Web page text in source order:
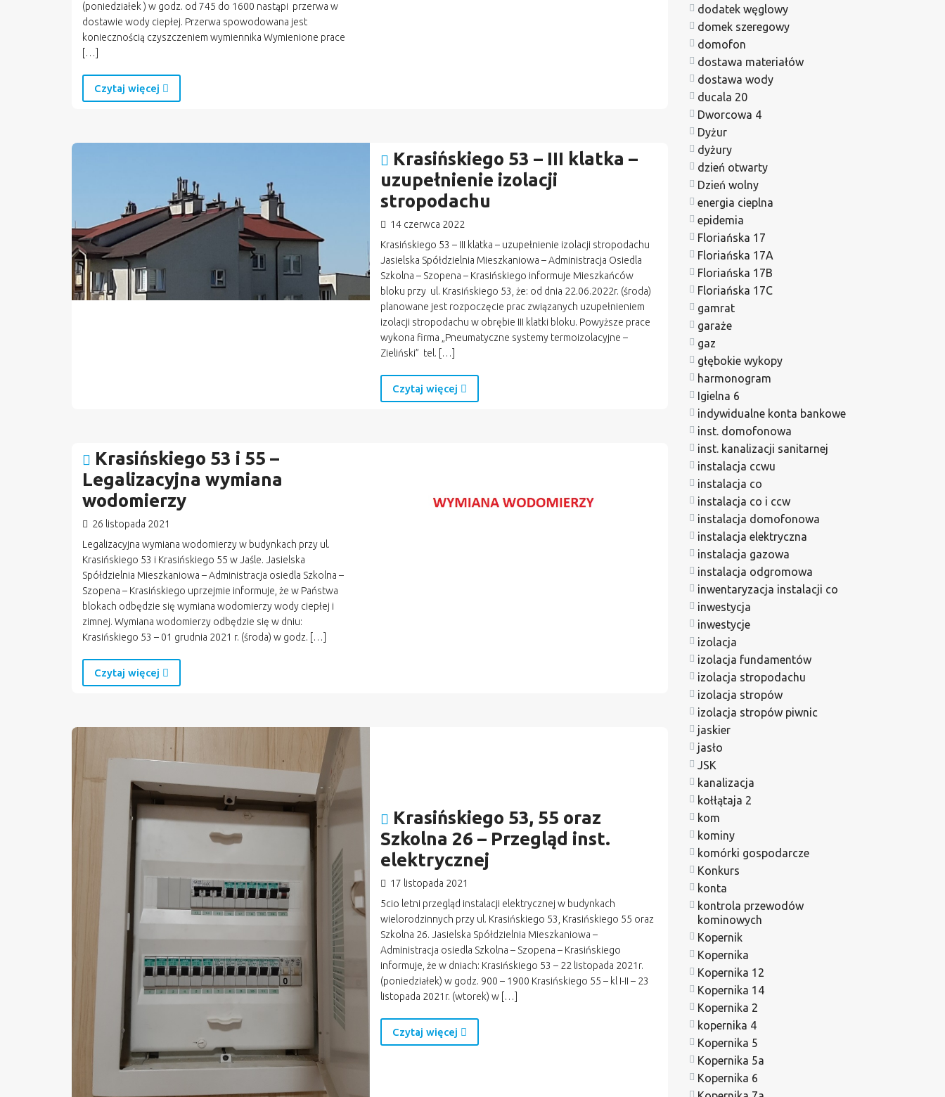
(poniedziałek ) w godz. od 745 do 1600 nastąpi przerwa w
dostawie wody ciepłej. Przerwa spowodowana jest
koniecznością czyszczeniem wymiennika Wymienione prace
[…]
Czytaj więcej
Krasińskiego 53 – III klatka –
uzupełnienie izolacji
stropodachu
14 czerwca 2022
Krasińskiego 53 – III klatka – uzupełnienie izolacji stropodachu
Jasielska Spółdzielnia Mieszkaniowa – Administracja Osiedla
Szkolna – Szopena – Krasińskiego informuje Mieszkańców
bloku przy ul. Krasińskiego 53, że: od dnia 22.06.2022r. (środa)
planowane jest rozpoczęcie prac związanych uzupełnieniem
izolacji stropodachu w obrębie III klatki bloku. Powyższe prace
wykona firma „Pneumatyczne systemy termoizolacyjne –
Zieliński” tel. […]
Czytaj więcej
Krasińskiego 53 i 55 –
Legalizacyjna wymiana
wodomierzy
26 listopada 2021
Legalizacyjna wymiana wodomierzy w budynkach przy ul.
Krasińskiego 53 i Krasińskiego 55 w Jaśle. Jasielska
Spółdzielnia Mieszkaniowa – Administracja osiedla Szkolna –
Szopena – Krasińskiego uprzejmie informuje, że w Państwa
blokach odbędzie się wymiana wodomierzy wody ciepłej i
zimnej. Wymiana wodomierzy odbędzie się w dniu:
Krasińskiego 53 – 01 grudnia 2021 r. (środa) w godz. […]
Czytaj więcej
Krasińskiego 53, 55 oraz
Szkolna 26 – Przegląd inst.
elektrycznej
17 listopada 2021
5cio letni przegląd instalacji elektrycznej w budynkach
wielorodzinnych przy ul. Krasińskiego 53, Krasińskiego 55 oraz
Szkolna 26. Jasielska Spółdzielnia Mieszkaniowa –
Administracja osiedla Szkolna – Szopena – Krasińskiego
informuje, że w dniach: Krasińskiego 53 – 22 listopada 2021r.
(poniedziałek) w godz. 900 – 1900 Krasińskiego 55 – kl I-II – 23
listopada 2021r. (wtorek) w […]
Czytaj więcej
dodatek węglowy
domek szeregowy
domofon
dostawa materiałów
dostawa wody
ducala 20
Dworcowa 4
Dyżur
dyżury
dzień otwarty
Dzień wolny
energia cieplna
epidemia
Floriańska 17
Floriańska 17A
Floriańska 17B
Floriańska 17C
gamrat
garaże
gaz
głębokie wykopy
harmonogram
Igielna 6
indywidualne konta bankowe
inst. domofonowa
inst. kanalizacji sanitarnej
instalacja ccwu
instalacja co
instalacja co i ccw
instalacja domofonowa
instalacja elektryczna
instalacja gazowa
instalacja odgromowa
inwentaryzacja instalacji co
inwestycja
inwestycje
izolacja
izolacja fundamentów
izolacja stropodachu
izolacja stropów
izolacja stropów piwnic
jaskier
jasło
JSK
kanalizacja
kołłątaja 2
kom
kominy
komórki gospodarcze
Konkurs
konta
kontrola przewodów
kominowych
Kopernik
Kopernika
Kopernika 12
Kopernika 14
Kopernika 2
kopernika 4
Kopernika 5
Kopernika 5a
Kopernika 6